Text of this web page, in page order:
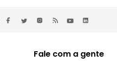
Fale com a gente